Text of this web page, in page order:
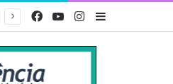
FacebookYouTubeInstagram